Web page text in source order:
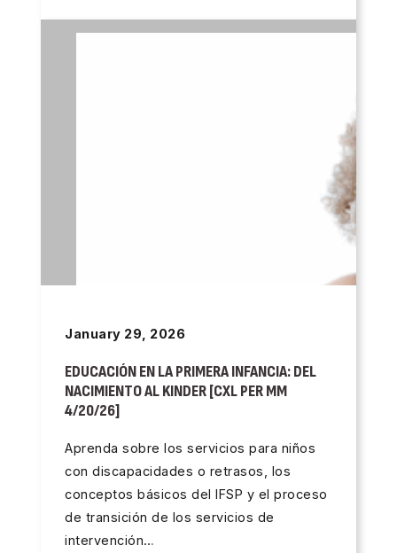
January 29, 2026
EDUCACIÓN EN LA PRIMERA INFANCIA: DEL
NACIMIENTO AL KINDER [CXL PER MM
4/20/26]
Aprenda sobre los servicios para niños
con discapacidades o retrasos, los
conceptos básicos del IFSP y el proceso
de transición de los servicios de
intervención…